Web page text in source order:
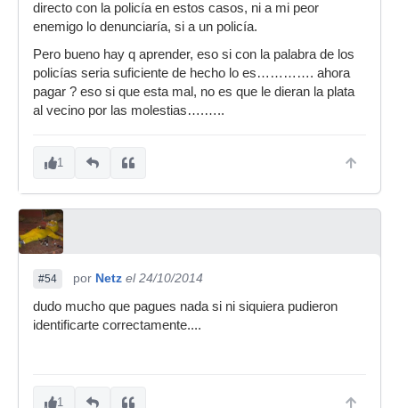
directo con la policía en estos casos, ni a mi peor
enemigo lo denunciaría, si a un policía.
Pero bueno hay q aprender, eso si con la palabra de los
policías seria suficiente de hecho lo es…………. ahora
pagar ? eso si que esta mal, no es que le dieran la plata
al vecino por las molestias….…..
1
#54 por Netz el 24/10/2014
dudo mucho que pagues nada si ni siquiera pudieron
identificarte correctamente....
1